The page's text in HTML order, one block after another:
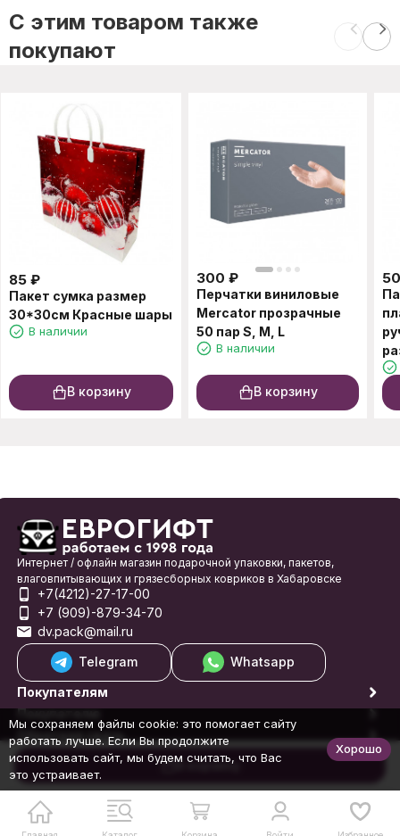
В корзину
C этим товаром также
покупают
85 ₽
Пакет сумка размер
30*30см Красные шары
В наличии
В корзину
300 ₽
Перчатки виниловые
Mercator прозрачные
50 пар S, M, L
В наличии
В корзину
Интернет / офлайн магазин подарочной упаковки, пакетов,
влаговпитывающих и грязесборных ковриков в Хабаровске
+7(4212)-27-17-00
+7 (909)-879-34-70
dv.pack@mail.ru
Telegram
Whatsapp
Покупателям
Покупателю
Обратная связь
© 1998-2026 Еврогифт
Мы сохраняем файлы cookie: это помогает сайту
работать лучше. Если Вы продолжите
использовать сайт, мы будем считать, что Вас
это устраивает.
Хорошо